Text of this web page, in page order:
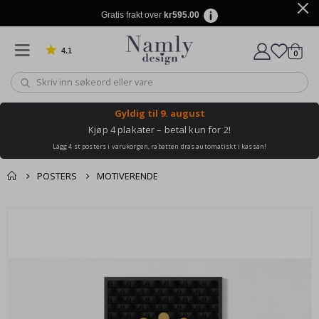
Gratis frakt over kr595.00
4.1 Basert på 1032 stemmer 0varer
Gyldig til 9. august
Kjøp 4 plakater – betal kun for 2!
Lägg 4 st posters i varukorgen, rabatten dras automatiskt i kassan!
POSTERS MOTIVERENDE